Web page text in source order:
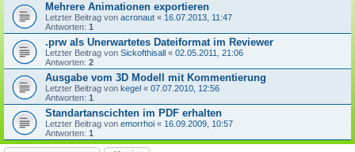
Mehrere Animationen exportieren
Letzter Beitrag von acronaut « 16.07.2013, 11:47
Antworten: 1
.prw als Unerwartetes Dateiformat im Reviewer
Letzter Beitrag von Sickofthisall « 02.05.2011, 21:06
Antworten: 2
Ausgabe vom 3D Modell mit Kommentierung
Letzter Beitrag von kegel « 07.07.2010, 12:56
Antworten: 1
Standartanscichten im PDF erhalten
Letzter Beitrag von emorrhoi « 16.09.2009, 10:57
Antworten: 1